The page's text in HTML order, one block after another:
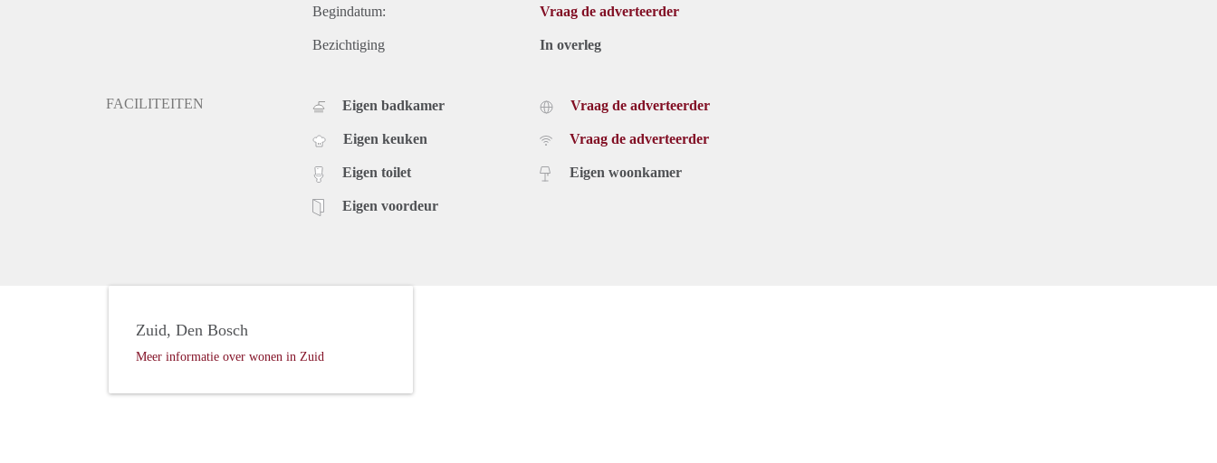
Begindatum: Vraag de adverteerder
Bezichtiging In overleg
FACILITEITEN Eigen badkamer
Eigen keuken
Eigen toilet
Eigen voordeur
Vraag de adverteerder
Vraag de adverteerder
Eigen woonkamer
Zuid, Den Bosch
Meer informatie over wonen in Zuid